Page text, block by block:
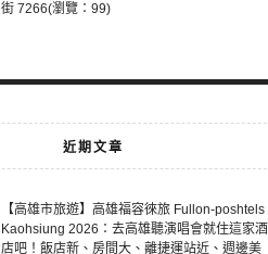
街 7266(瀏覽：99)
近期文章
【高雄市旅遊】高雄福容徠旅 Fullon-poshtels
Kaohsiung 2026：去高雄聽演唱會就住這家酒
店吧！飯店新、房間大、離捷運站近、週邊美